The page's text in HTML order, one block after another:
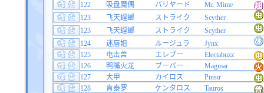
122
吸盘魔偶 バリヤード
Mr. Mime
123
飞天螳螂 ストライク
Scyther
123
飞天螳螂 ストライク
Scyther
124
迷唇姐 ルージュラ
Jynx
125
电击兽 エレブー
Electabuzz
126
鸭嘴火龙 ブーバー
Magmar
127
大甲 カイロス
Pinsir
128
肯泰罗 ケンタロス
Tauros